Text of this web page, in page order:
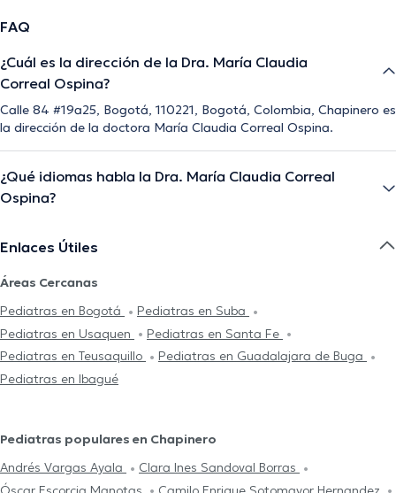
FAQ
¿Cuál es la dirección de la Dra. María Claudia
Correal Ospina?
Calle 84 #19a25, Bogotá, 110221, Bogotá, Colombia, Chapinero es
la dirección de la doctora María Claudia Correal Ospina.
¿Qué idiomas habla la Dra. María Claudia Correal
Ospina?
Enlaces Útiles
Áreas Cercanas
Pediatras en Bogotá
Pediatras en Suba
Pediatras en Usaquen
Pediatras en Santa Fe
Pediatras en Teusaquillo
Pediatras en Guadalajara de Buga
Pediatras en Ibagué
Pediatras populares en Chapinero
Andrés Vargas Ayala
Clara Ines Sandoval Borras